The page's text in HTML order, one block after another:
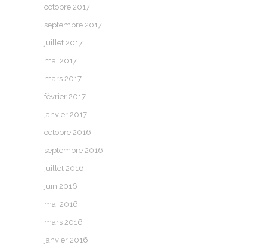
octobre 2017
septembre 2017
juillet 2017
mai 2017
mars 2017
février 2017
janvier 2017
octobre 2016
septembre 2016
juillet 2016
juin 2016
mai 2016
mars 2016
janvier 2016